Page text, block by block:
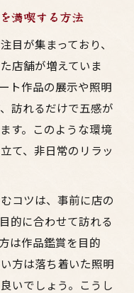
とお酒の堪能術
満喫する方法
目が集まっており、
店舗が増えていま
ト作品の展示や照明
訪れるだけで五感が
す。このような環境
て、非日常のリラッ
コツは、事前に店の
的に合わせて訪れる
は作品鑑賞を目的
方は落ち着いた照明
いでしょう。こうし